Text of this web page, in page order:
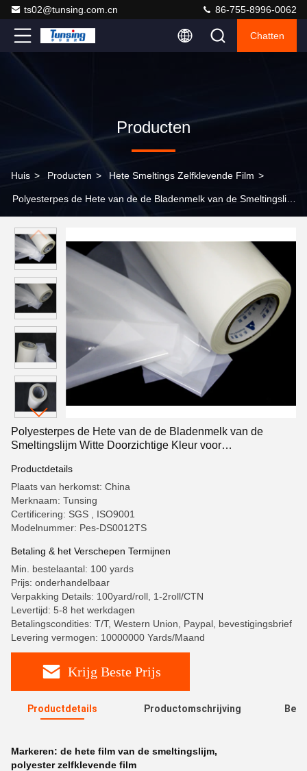
ts02@tunsing.com.cn 86-755-8996-0062
Chatten
Producten
Huis > Producten > Hete Smeltings Zelfklevende Film >
Polyesterpes de Hete van de de Bladenmelk van de Smeltingslijm
Polyesterpes de Hete van de de Bladenmelk van de
Smeltingslijm Witte Doorzichtige Kleur voor
Productdetails
Plaats van herkomst: China
Merknaam: Tunsing
Certificering: SGS , ISO9001
Modelnummer: Pes-DS0012TS
Betaling & het Verschepen Termijnen
Min. bestelaantal: 100 yards
Prijs: onderhandelbaar
Verpakking Details: 100yard/roll, 1-2roll/CTN
Levertijd: 5-8 het werkdagen
Betalingscondities: T/T, Western Union, Paypal, bevestigingsbrief
Levering vermogen: 10000000 Yards/Maand
Krijg Beste Prijs
Productdetails Productomschrijving
Markeren: de hete film van de smeltingslijm,
polyester zelfklevende film